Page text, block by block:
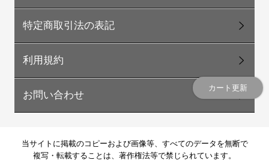
カート更新
特定商取引法の表記
利用規約
お問い合わせ
当サイトに掲載のコピーおよび画像等、すべてのデータを無断で
複写・転載することは、著作権法等で禁じられています。